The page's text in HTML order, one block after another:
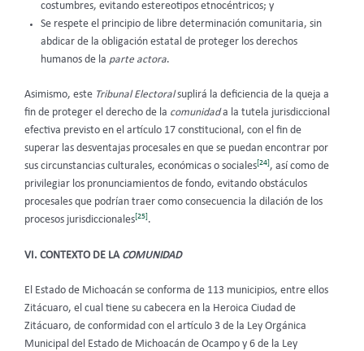
costumbres, evitando estereotipos etnocéntricos; y
Se respete el principio de libre determinación comunitaria, sin
abdicar de la obligación estatal de proteger los derechos
humanos de la parte actora.
Asimismo, este Tribunal Electoralsuplirá la deficiencia de la queja a
fin de proteger el derecho de la comunidada la tutela jurisdiccional
efectiva previsto en el artículo 17 constitucional, con el fin de
superar las desventajas procesales en que se puedan encontrar por
sus circunstancias culturales, económicas o sociales[24], así como de
privilegiar los pronunciamientos de fondo, evitando obstáculos
procesales que podrían traer como consecuencia la dilación de los
procesos jurisdiccionales[25].
VI. CONTEXTO DE LA COMUNIDAD
El Estado de Michoacán se conforma de 113 municipios, entre ellos
Zitácuaro, el cual tiene su cabecera en la Heroica Ciudad de
Zitácuaro, de conformidad con el artículo 3 de la Ley Orgánica
Municipal del Estado de Michoacán de Ocampo y 6 de la Ley